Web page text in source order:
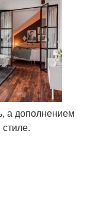
а дополнением